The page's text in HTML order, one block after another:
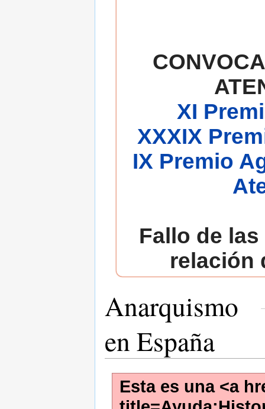
XI
XXXIX
IX Premio
Fallo de
relación
Anarquismo
en España
Esta es una <a